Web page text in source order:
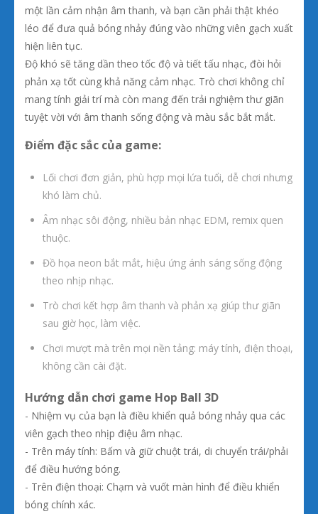
một lần cảm nhận âm thanh, và bạn cần phải thật khéo
léo để đưa quả bóng nhảy đúng vào những viên gạch xuất
hiện liên tục.
Độ khó sẽ tăng dần theo tốc độ và tiết tấu nhạc, đòi hỏi
phản xạ tốt cùng khả năng cảm nhạc. Trò chơi không chỉ
mang tính giải trí mà còn mang đến trải nghiệm thư giãn
tuyệt vời với âm thanh sống động và màu sắc bắt mắt.
Điểm đặc sắc của game:
Lối chơi đơn giản, phù hợp mọi lứa tuổi, dễ chơi nhưng
khó làm chủ.
Âm nhạc sôi động, nhiều bản nhạc EDM, remix quen
thuộc.
Đồ họa neon bắt mắt, hiệu ứng ánh sáng sống động
theo nhịp nhạc.
Trò chơi kết hợp âm thanh và phản xạ giúp thư giãn
sau giờ học, làm việc.
Chơi mượt mà trên mọi nền tảng: máy tính, điện thoại,
không cần cài đặt.
Hướng dẫn chơi game Hop Ball 3D
- Nhiệm vụ của bạn là điều khiển quả bóng nhảy qua các
viên gạch theo nhịp điệu âm nhạc.
- Trên máy tính: Bấm và giữ chuột trái, di chuyển trái/phải
để điều hướng bóng.
- Trên điện thoại: Chạm và vuốt màn hình để điều khiển
bóng chính xác.